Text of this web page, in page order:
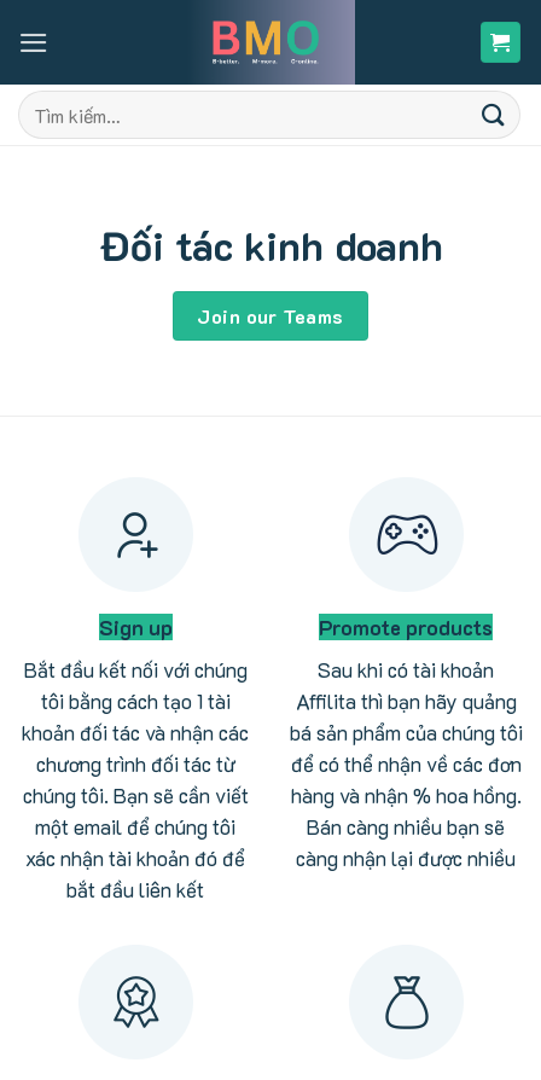
Tìm
kiếm:
Đối tác kinh doanh
Join our Teams
Sign up
Bắt đầu kết nối với chúng
tôi bằng cách tạo 1 tài
khoản đối tác và nhận các
chương trình đối tác từ
chúng tôi. Bạn sẽ cần viết
một email để chúng tôi
xác nhận tài khoản đó để
bắt đầu liên kết
Promote products
Sau khi có tài khoản
Affilita thì bạn hãy quảng
bá sản phẩm của chúng tôi
để có thể nhận về các đơn
hàng và nhận % hoa hồng.
Bán càng nhiều bạn sẽ
càng nhận lại được nhiều